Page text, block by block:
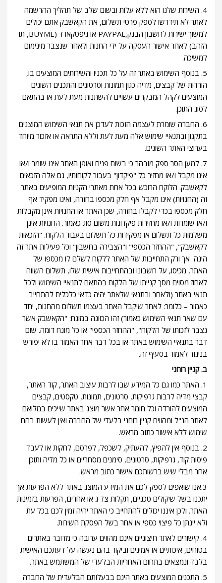
4. השירות שלנו הוא ללא עלות ובשום שלב של תהליך ההרשמה
לאתר לא תידרשו לספק פרטי תשלום, את הקאשבק אתם יכולים
למשוך ישירות לחשבון הבנק,PAYPAL או גיפטקארד (BUYME, תו
הזהב) לאחר אישור העסקה על ידי החנות ולאחר שנצבר מינימום
למשיכה.
5. בנוסף השימוש באתר זה על כל תכניו והשירותים המוצעים בו,
הורדות של קבצים, מדיה כגון תמונות וסרטונים והתכנים השונים
המוצעים לקהל המבקרים עשויים להשתנות מעת לעת או בהתאם
לסוג התוכן.
6. החברה שומרת לעצמה הזכות לעדכן את תנאי השימוש המוצגים
בתקנון ובתנאיי שימוש אלה מעת לעת וללא התראה או אזכור מיוחד
בערוצי האתר השונים.
7. למען הסר ספק מובהר כי בשום פנים ואופן האתר אינו שומר ו/או
אינו מקבל ו/או מחזיר כל "פיקדון" בעבור לקוחותיו, גם אלה הזכאים
לקאשבק. הלוקח הרוכש בכל אחת מאתרי הקניות המופיעים באתר
זה (החנויות) אינו מקבל אף חלק מכספו בחזרה, ואינו מפקיד אף
חלק מכספו בכדי לקבלו בחזרה, שכן האתר או החנויות אינן מקבלות
ו/או שומרות ו/או מחזירות פיקדונות משום סוג כאמור. החנויות אינן
משלמות כל תשלום או מפקידות כל תשלום בעבור הלקוח. "הזכאות
לקאשבק", "ההחזר הכספי" ו"הצבירה בחשבון" וכל פעילות אתר זה
הינה אך ורק התחייבות של האתר ללקוח לשלם לו מכספו של
האתר, מכיסו, על חשבונו ובהתחייבות אישית שלו, תשלום השווה
לאחוז מסוים מסך קנייתו של הלקוח בהתאם לתנאיי השימוש ולכל
תנאי באתר (ולאחר ובתנאי שלאתר יהיה כדאי כלכלית להתחייב
כאמור – כלומר: לאחר שיקבל האתר בעצמו תשלום מהחנות, יחד
עם שאר תנאי השימוש כאמור) זהו הכוונה במונח: "הקאשבק אשר
נצבר לזכותו של הלקוח", "ההחזר הכספי" או כל מונח דומה. שום
דבר בתנאיי השימוש באתר או בכל דבר אחר האמור בו לא יפורש
בניגוד לאמור בסעיף זה.
ב. קניין רוחני
1. האתר כמו גם כל המידע שבו לרבות עיצוב האתר, קוד האתר,
קבצי מדיה לרבות גרפיקות, סרטונים, תמונות, טקסטים, קבצים
המוצעים להורדה וכל חומר אחר אשר מוצג באתר שייכים במלואם
לאתר הנ"ל ומהווים קניין רוחני בלעדי של החברה ואין לעשות בהם
שימוש ללא אישור כתוב מראש.
2. בנוסף אין להפיץ, להעתיק, לשכפל, לפרסם, לחקות או לעבד
פיסות קוד, גרפיקות, סרטונים, סימנים מסחריים או כל מדיה ותוכן
אחר מבלי שיש ברשותכם אישור כתוב מראש.
3.אנו שואפים לספק לכם את המידע המוצג באתר ללא הפרעות אך
יתכנו בשל שיקולים טכניים, תקלות צד ג או אחרים, הפרעות בזמינות
האתר. ולכן איננו יכולים להתחייב כי האתר יהיה זמין לכם בכל עת
ולא יינתן כל פיצוי כספי או אחר בשל הפסקת השירות.
4. קישורים לאתר חיצוניים אינם מהווים ערובה כי מדובר באתרים
בטוחים, איכותיים או אמינים וביקור בהם נעשה על דעתכם האישית
בלבד ונמצאים בתחום האחריות הבלעדי של המשתמש באתר.
5. התכנים המוצעים באתר הינם בבעלותם הבלעדית של החברה